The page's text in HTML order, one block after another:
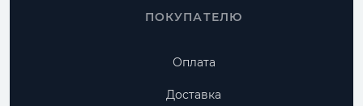
ПОКУПАТЕЛЮ
Оплата
Доставка